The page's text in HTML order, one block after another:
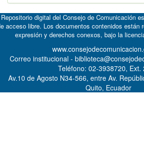
digital del Consejo de Comunicación
acceso libre. Los documentos contenidos están
expresión y derechos conexos, bajo la
Correo institucional -
Teléfono: 02-3938720, Ext.
Av.10 de Agosto N34-566, entre Av.
Quito, Ecuador